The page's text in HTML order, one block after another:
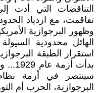
التناقضات التي أدت
تفاقمت، مع ازدياد
وظهور البرجوازية
الهائل محدودية
استقرار الطبقة
بدأت
سينتصر في أزمة
البرجوازية، الحرب أم